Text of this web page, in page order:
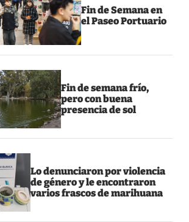
Fin de Semana en
el Paseo Portuario
Fin de semana frío,
pero con buena
presencia de sol
Lo denunciaron por violencia
de género y le encontraron
varios frascos de marihuana